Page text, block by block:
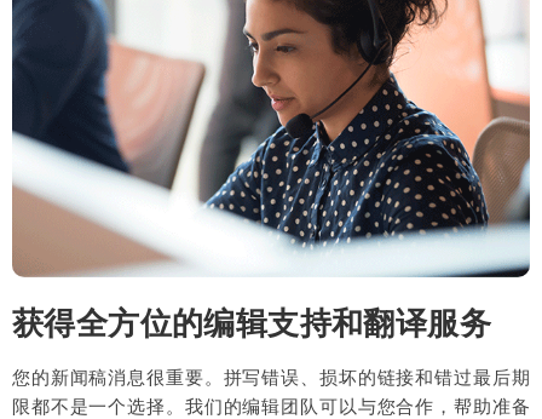
获得全方位的编辑支持和翻译服务
您的新闻稿消息很重要。拼写错误、损坏的链接和错过最后期
限都不是一个选择。我们的编辑团队可以与您合作，帮助准备